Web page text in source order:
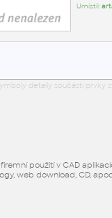
Umístil:
detaily součásti
použití v CAD
web download, CD,